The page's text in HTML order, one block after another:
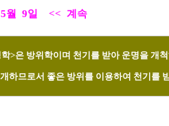
5월 9일 << 계속
>은 방위학이며 천기를 받아 운명을 개
므로서 좋은 방위를 이용하여 천기를